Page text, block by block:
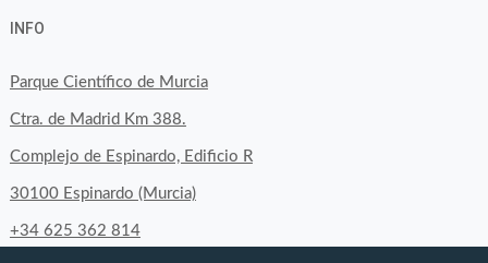
byfoodtopia
en
Facebook
byfoodtopia
en
Twitter
byfoodtopia
en
Instagram
INFO
Parque Científico de Murcia
Ctra. de Madrid Km 388.
Complejo de Espinardo, Edificio R
30100 Espinardo (Murcia)
+34 625 362 814